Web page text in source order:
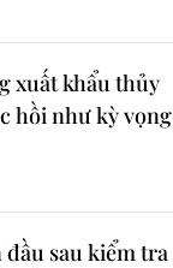
xuất khẩu thủy
hồi như kỳ vọng
đầu sau kiểm tra